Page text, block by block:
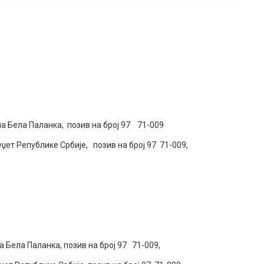
Паланка, позив на број 97 71-009
Републике Србије, позив на број 97 71-009,
Паланка, позив на број 97 71-009,